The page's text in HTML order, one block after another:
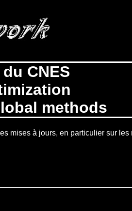
CNES
methods
mises à jours, en particulier sur